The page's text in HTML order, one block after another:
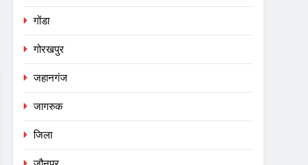
गोंडा
गोरखपुर
जहानगंज
जागरुक
जिला